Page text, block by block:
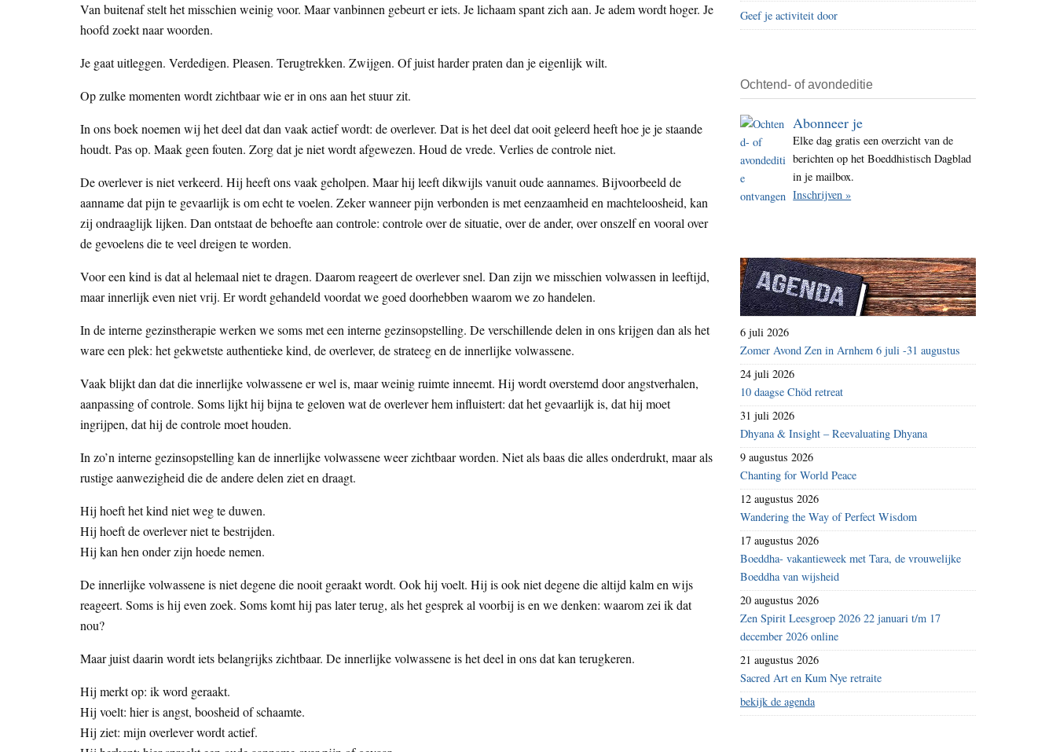
Van buitenaf stelt het misschien weinig voor. Maar vanbinnen gebeurt er iets. Je lichaam spant zich aan. Je adem wordt hoger. Je
hoofd zoekt naar woorden.
Je gaat uitleggen. Verdedigen. Pleasen. Terugtrekken. Zwijgen. Of juist harder praten dan je eigenlijk wilt.
Op zulke momenten wordt zichtbaar wie er in ons aan het stuur zit.
In ons boek noemen wij het deel dat dan vaak actief wordt: de overlever. Dat is het deel dat ooit geleerd heeft hoe je je staande
houdt. Pas op. Maak geen fouten. Zorg dat je niet wordt afgewezen. Houd de vrede. Verlies de controle niet.
De overlever is niet verkeerd. Hij heeft ons vaak geholpen. Maar hij leeft dikwijls vanuit oude aannames. Bijvoorbeeld de
aanname dat pijn te gevaarlijk is om echt te voelen. Zeker wanneer pijn verbonden is met eenzaamheid en machteloosheid, kan
zij ondraaglijk lijken. Dan ontstaat de behoefte aan controle: controle over de situatie, over de ander, over onszelf en vooral over
de gevoelens die te veel dreigen te worden.
Voor een kind is dat al helemaal niet te dragen. Daarom reageert de overlever snel. Dan zijn we misschien volwassen in leeftijd,
maar innerlijk even niet vrij. Er wordt gehandeld voordat we goed doorhebben waarom we zo handelen.
In de interne gezinstherapie werken we soms met een interne gezinsopstelling. De verschillende delen in ons krijgen dan als het
ware een plek: het gekwetste authentieke kind, de overlever, de strateeg en de innerlijke volwassene.
Vaak blijkt dan dat die innerlijke volwassene er wel is, maar weinig ruimte inneemt. Hij wordt overstemd door angstverhalen,
aanpassing of controle. Soms lijkt hij bijna te geloven wat de overlever hem influistert: dat het gevaarlijk is, dat hij moet
ingrijpen, dat hij de controle moet houden.
In zo’n interne gezinsopstelling kan de innerlijke volwassene weer zichtbaar worden. Niet als baas die alles onderdrukt, maar als
rustige aanwezigheid die de andere delen ziet en draagt.
Hij hoeft het kind niet weg te duwen.
Hij hoeft de overlever niet te bestrijden.
Hij kan hen onder zijn hoede nemen.
De innerlijke volwassene is niet degene die nooit geraakt wordt. Ook hij voelt. Hij is ook niet degene die altijd kalm en wijs
reageert. Soms is hij even zoek. Soms komt hij pas later terug, als het gesprek al voorbij is en we denken: waarom zei ik dat
nou?
Maar juist daarin wordt iets belangrijks zichtbaar. De innerlijke volwassene is het deel in ons dat kan terugkeren.
Hij merkt op: ik word geraakt.
Hij voelt: hier is angst, boosheid of schaamte.
Hij ziet: mijn overlever wordt actief.
Geef je activiteit door
Ochtend- of avondeditie
Abonneer je
Elke dag gratis een overzicht van de
berichten op het Boeddhistisch Dagblad
in je mailbox.
Inschrijven »
6 juli 2026
Zomer Avond Zen in Arnhem 6 juli -31 augustus
24 juli 2026
10 daagse Chöd retreat
31 juli 2026
Dhyana & Insight – Reevaluating Dhyana
9 augustus 2026
Chanting for World Peace
12 augustus 2026
Wandering the Way of Perfect Wisdom
17 augustus 2026
Boeddha- vakantieweek met Tara, de vrouwelijke
Boeddha van wijsheid
20 augustus 2026
Zen Spirit Leesgroep 2026 22 januari t/m 17
december 2026 online
21 augustus 2026
Sacred Art en Kum Nye retraite
bekijk de agenda